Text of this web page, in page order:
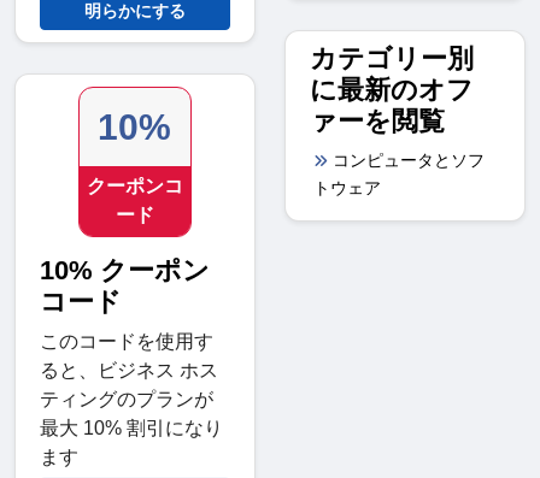
明らかにする
10%
クーポンコ
ード
10% クーポン
コード
このコードを使用す
ると、ビジネス ホス
ティングのプランが
最大 10% 割引になり
ます
カテゴリー別
に最新のオフ
ァーを閲覧
コンピュータとソフ
トウェア